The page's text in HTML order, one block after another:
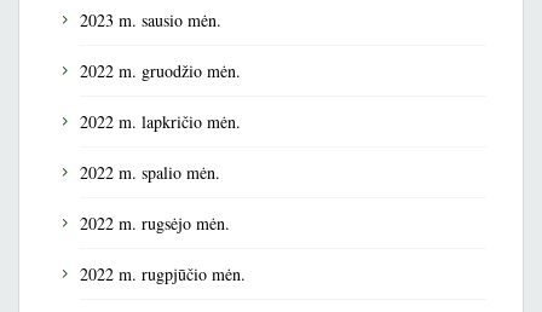
2023 m. sausio mėn.
2022 m. gruodžio mėn.
2022 m. lapkričio mėn.
2022 m. spalio mėn.
2022 m. rugsėjo mėn.
2022 m. rugpjūčio mėn.